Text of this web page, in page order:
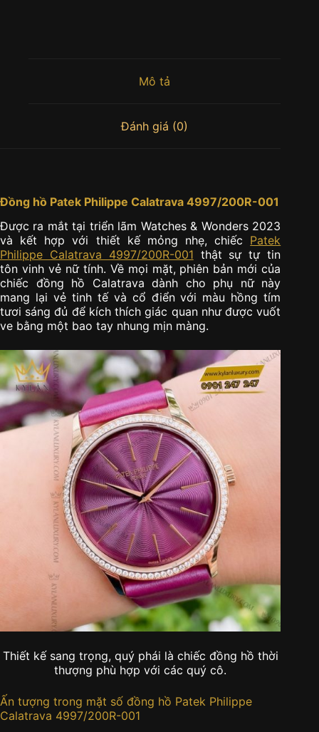
Mô tả
Đánh giá (0)
Đồng hồ Patek Philippe Calatrava 4997/200R-001
Được ra mắt tại triển lãm Watches & Wonders 2023
và kết hợp với thiết kế mỏng nhẹ, chiếc Patek
Philippe Calatrava 4997/200R-001 thật sự tự tin
tôn vinh vẻ nữ tính. Về mọi mặt, phiên bản mới của
chiếc đồng hồ Calatrava dành cho phụ nữ này
mang lại vẻ tinh tế và cổ điển với màu hồng tím
tươi sáng đủ để kích thích giác quan như được vuốt
ve bằng một bao tay nhung mịn màng.
Thiết kế sang trọng, quý phái là chiếc đồng hồ thời
thượng phù hợp với các quý cô.
Ấn tượng trong mặt số đồng hồ Patek Philippe
Calatrava 4997/200R-001